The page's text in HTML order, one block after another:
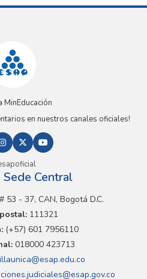
MinEducación
en nuestros canales oficiales!
Central
53 - 37, CAN, Bogotá D.C.
111321
(+57) 601 7956110
018000 423713